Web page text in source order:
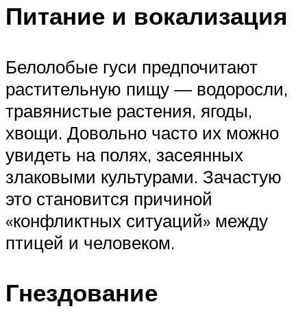
Питание и вокализация
Белолобые гуси предпочитают
растительную пищу — водоросли,
травянистые растения, ягоды,
хвощи. Довольно часто их можно
увидеть на полях, засеянных
злаковыми культурами. Зачастую
это становится причиной
«конфликтных ситуаций» между
птицей и человеком.
Гнездование